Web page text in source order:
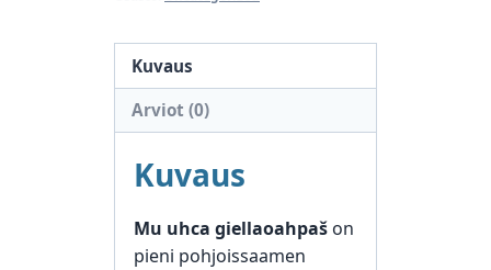
Kuvaus
Arviot (0)
Kuvaus
Mu uhca giellaoahpaš on
pieni pohjoissaamen